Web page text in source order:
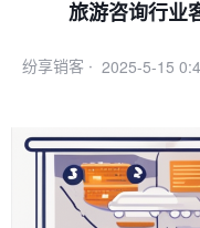
旅游咨询行业
纷享销客 · 2025-5-15